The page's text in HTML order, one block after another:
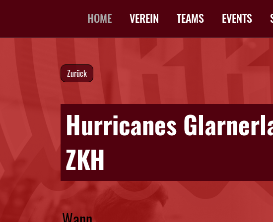
HOME VEREIN TEAMS EVENTS
Zurück
Hurricanes
ZKH